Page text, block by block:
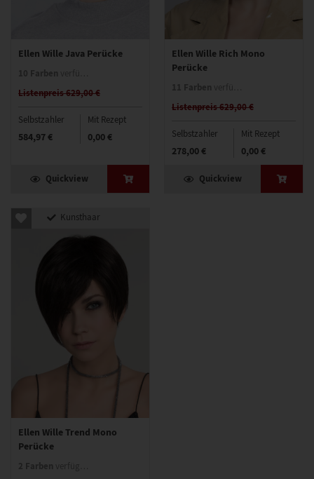
Ellen Wille Java Perücke
Listenpreis 629,00 €
Selbstzahler
584,97 €
Mit Rezept
0,00 €
Quickview
Ellen Wille Rich Mono
Perücke
Listenpreis 629,00 €
Selbstzahler
278,00 €
Mit Rezept
0,00 €
Quickview
Kunsthaar
Ellen Wille Trend Mono
Perücke